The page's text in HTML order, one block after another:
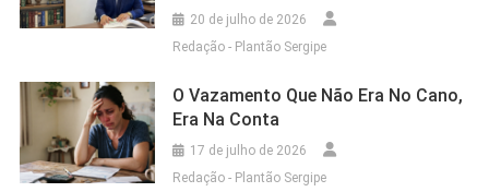
20 de julho de 2026
Redação - Plantão Sergipe
O Vazamento Que Não Era No Cano,
Era Na Conta
17 de julho de 2026
Redação - Plantão Sergipe